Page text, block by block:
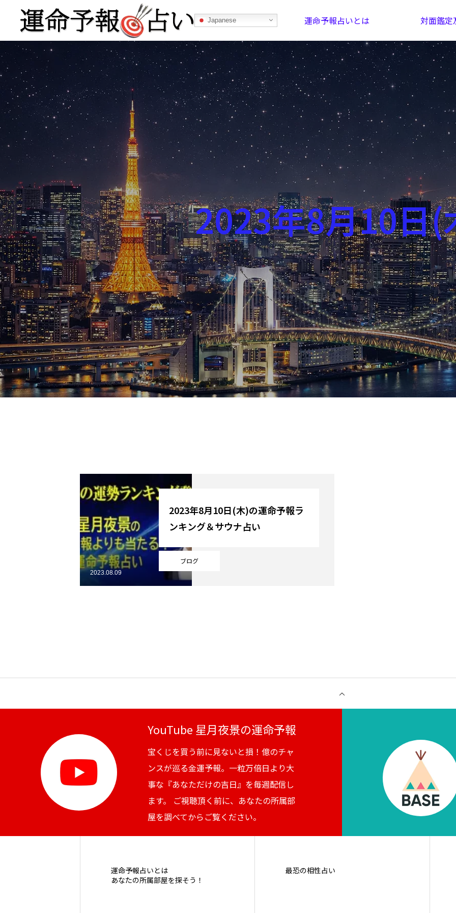
Japanese 運命予報占いとは 対面鑑定
運命予報占い
運命予報占いとは あなたの所属部屋を探そう！ 最恐の相性占い
記事カテゴリー
ブログ お知らせ 芸能界
スポーツ 競馬 社会
テニス四大大会・五輪
テニス四大大会・五輪
YouTube
Online Store
2023年8月10日(
ブログ
2023年8月10日(木)の運命予報ラ
ンキング＆サウナ占い
2023.08.09
YouTube 星月夜景の運命予報
宝くじを買う前に見ないと損！億のチャ
ンスが巡る金運予報。一粒万倍日より大
事な『あなただけの吉日』を毎週配信し
ます。 ご視聴頂く前に、あなたの所属部
屋を調べてからご覧ください。
運命予報占いとは
あなたの所属部屋を探そう！
最恐の相性占い